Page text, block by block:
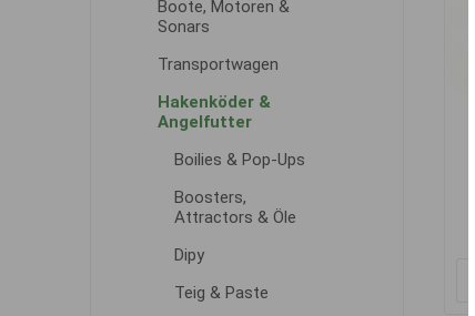
Boote, Motoren &
Sonars
Transportwagen
Hakenköder &
Angelfutter
Boilies & Pop-Ups
Boosters,
Attractors & Öle
Dipy
Teig & Paste